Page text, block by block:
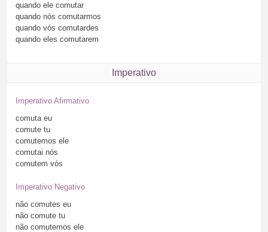
quando ele comutar
quando nós comutarmos
quando vós comutardes
quando eles comutarem
Imperativo
Imperativo Afirmativo
comuta eu
comute tu
comutemos ele
comutai nós
comutem vós
Imperativo Negativo
não comutes eu
não comute tu
não comutemos ele